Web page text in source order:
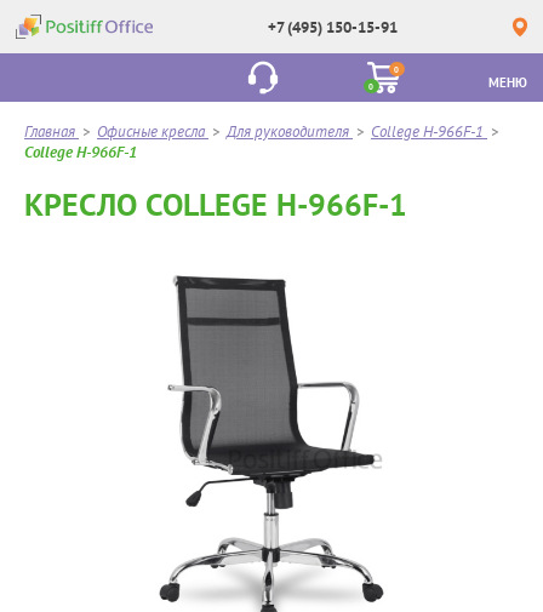
+7 (495) 150-15-91
0
0
МЕНЮ
Главная > Офисные кресла >Для руководителя > College H-966F-1 >
College H-966F-1
КРЕСЛО COLLEGE H-966F-1